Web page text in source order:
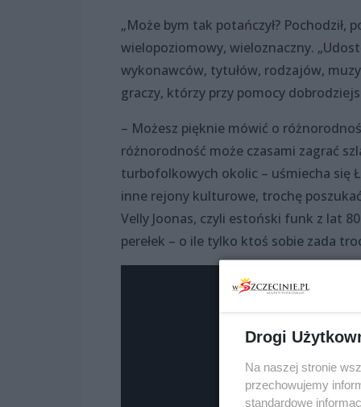
„Może bym tak potańczył? Pochodził,
wielopoziomowy, wieloznaczny.
wykonawców, tytułów, rodzajów,
graczy, którzy przy pomocy
– Możesz pięknie mówić o
różnorodność może czasami zagrać
turbofolkowych okolic – uśmiecha się
inne rejony kulturowe, trochę
Velly Joonas, czyli estoński funk z lat
perełek – o ile tylko ktoś sobie zada
Drogi
Na naszej stronie
przechowujemy
standardowe